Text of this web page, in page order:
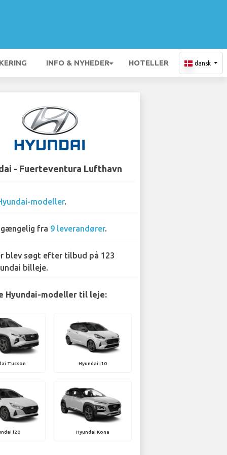
INFO & NYHEDER HOTELLER dansk
- Fuerteventura Lufthavn
modeller.
fra 9 leverandører.
blev søgt efter tilbud på 123
billeje.
Hyundai-modeller til leje:
Tucson Hyundai i10
i20 Hyundai Kona